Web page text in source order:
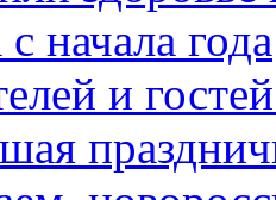
начала года
и